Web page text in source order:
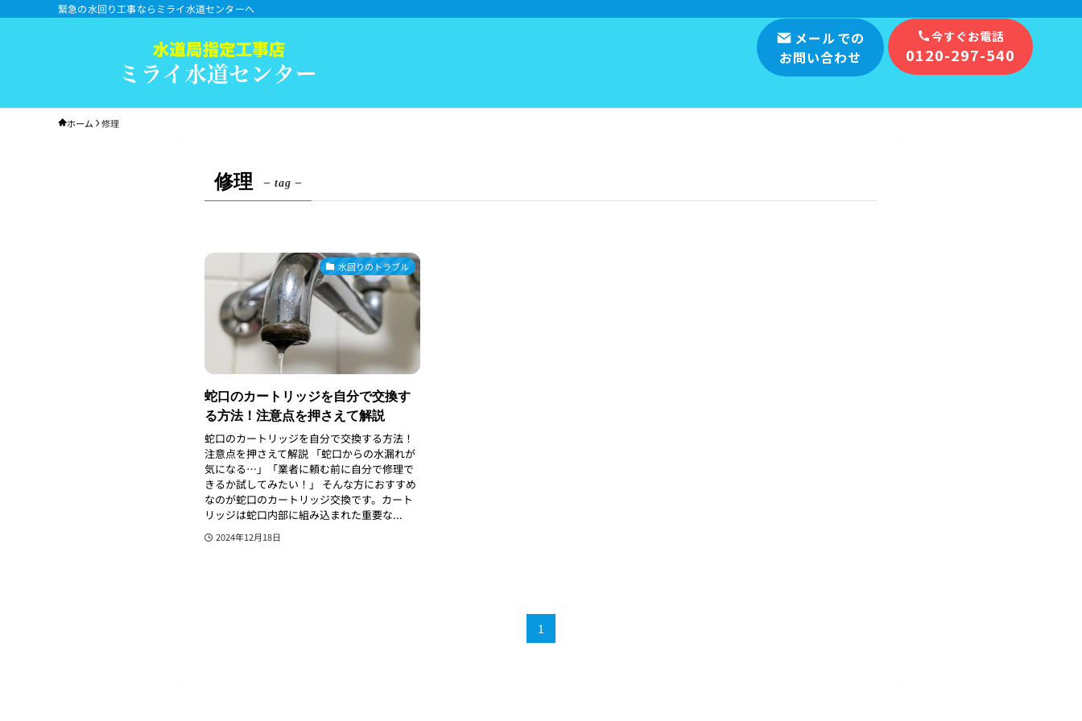
緊急の水回り工事ならミライ水道センターへ
メールでの
お問い合わせ
今すぐお電話
0120-297-540
ホーム 修理
修理 – tag –
水回りのトラブル
蛇口のカートリッジを自分で交換す
る方法！注意点を押さえて解説
蛇口のカートリッジを自分で交換する方法！
注意点を押さえて解説 「蛇口からの水漏れが
気になる…」「業者に頼む前に自分で修理で
きるか試してみたい！」 そんな方におすすめ
なのが蛇口のカートリッジ交換です。カート
リッジは蛇口内部に組み込まれた重要な...
2024年12月18日
1